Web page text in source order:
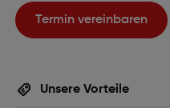
Termin vereinbaren
Unsere Vorteile